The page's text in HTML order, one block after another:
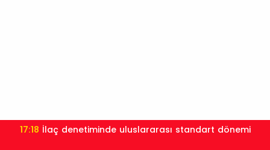
17:18 İlaç denetiminde uluslararası standart dönemi